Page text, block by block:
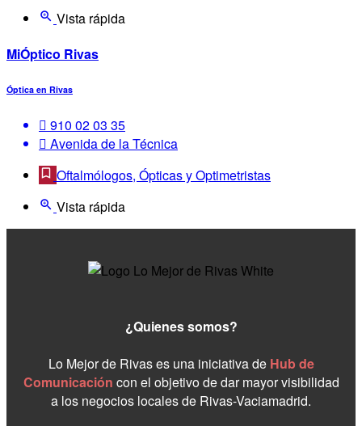
Vista rápida
MiÓptico Rivas
Óptica en Rivas
910 02 03 35
Avenida de la Técnica
Oftalmólogos, Ópticas y Optimetristas
Vista rápida
¿Quienes somos?
Lo Mejor de Rivas es una iniciativa de Hub de
Comunicación con el objetivo de dar mayor visibilidad
a los negocios locales de Rivas-Vaciamadrid.